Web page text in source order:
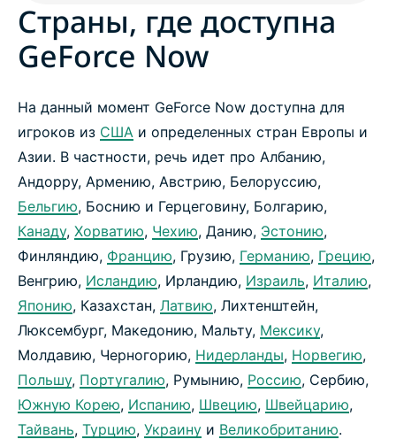
Страны, где доступна
GeForce Now
На данный момент GeForce Now доступна для
игроков из США и определенных стран Европы и
Азии. В частности, речь идет про Албанию,
Андорру, Армению, Австрию, Белоруссию,
Бельгию, Боснию и Герцеговину, Болгарию,
Канаду, Хорватию, Чехию, Данию, Эстонию,
Финляндию, Францию, Грузию, Германию, Грецию,
Венгрию, Исландию, Ирландию, Израиль, Италию,
Японию, Казахстан, Латвию, Лихтенштейн,
Люксембург, Македонию, Мальту, Мексику,
Молдавию, Черногорию, Нидерланды, Норвегию,
Польшу, Португалию, Румынию, Россию, Сербию,
Южную Корею, Испанию, Швецию, Швейцарию,
Тайвань, Турцию, Украину и Великобританию.